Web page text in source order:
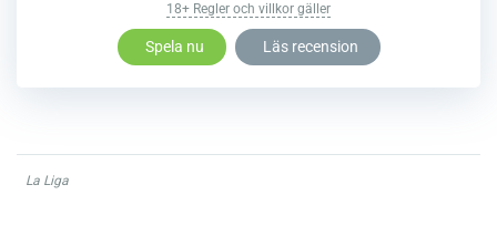
18+ Regler och villkor gäller
Spela nu Läs recension
La Liga